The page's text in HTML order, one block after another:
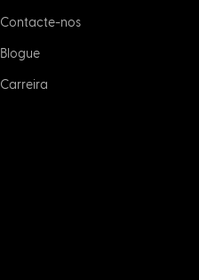
Contacte-nos
Blogue
Carreira